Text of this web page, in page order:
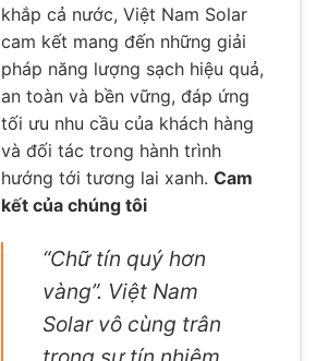
khắp cả nước, Việt Nam Solar
cam kết mang đến những giải
pháp năng lượng sạch hiệu quả,
an toàn và bền vững, đáp ứng
tối ưu nhu cầu của khách hàng
và đối tác trong hành trình
hướng tới tương lai xanh. Cam
kết của chúng tôi
“Chữ tín quý hơn
vàng”. Việt Nam
Solar vô cùng trân